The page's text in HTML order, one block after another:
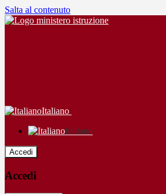
Salta al contenuto
Italiano
Italiano
Accedi
Accedi